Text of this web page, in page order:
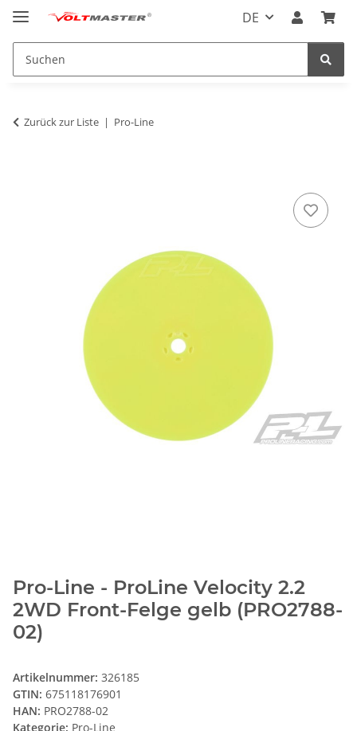
DE
Zurück zur Liste Pro-Line
Pro-Line - ProLine Velocity 2.2
2WD Front-Felge gelb (PRO2788-
02)
Artikelnummer: 326185
GTIN: 675118176901
HAN: PRO2788-02
Kategorie: Pro-Line